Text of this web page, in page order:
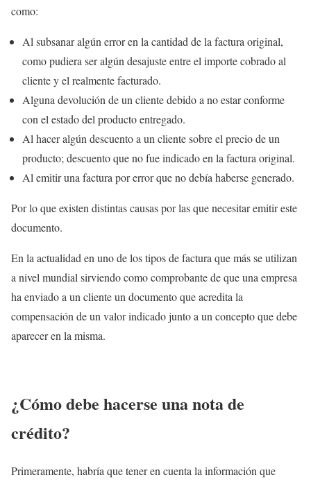
como:
Al subsanar algún error en la cantidad de la factura original,
como pudiera ser algún desajuste entre el importe cobrado al
cliente y el realmente facturado.
Alguna devolución de un cliente debido a no estar conforme
con el estado del producto entregado.
Al hacer algún descuento a un cliente sobre el precio de un
producto; descuento que no fue indicado en la factura original.
Al emitir una factura por error que no debía haberse generado.
Por lo que existen distintas causas por las que necesitar emitir este
documento.
En la actualidad en uno de los tipos de factura que más se utilizan
a nivel mundial sirviendo como comprobante de que una empresa
ha enviado a un cliente un documento que acredita la
compensación de un valor indicado junto a un concepto que debe
aparecer en la misma.
¿Cómo debe hacerse una nota de
crédito?
Primeramente, habría que tener en cuenta la información que